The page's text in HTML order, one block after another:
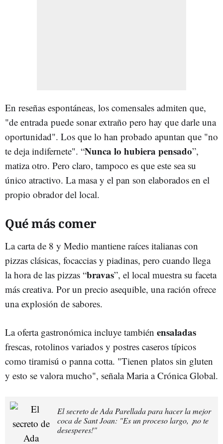
En reseñas espontáneas, los comensales admiten que,
"de entrada puede sonar extraño pero hay que darle una
oportunidad". Los que lo han probado apuntan que "no
te deja indifernete". “Nunca lo hubiera pensado”,
matiza otro. Pero claro, tampoco es que este sea su
único atractivo. La masa y el pan son elaborados en el
propio obrador del local.
Qué más comer
La carta de 8 y Medio mantiene raíces italianas con
pizzas clásicas, focaccias y piadinas, pero cuando llega
la hora de las pizzas “bravas”, el local muestra su faceta
más creativa. Por un precio asequible, una ración ofrece
una explosión de sabores.
La oferta gastronómica incluye también ensaladas
frescas, rotolinos variados y postres caseros típicos
como tiramisú o panna cotta. "Tienen platos sin gluten
y esto se valora mucho", señala Maria a Crónica Global.
El secreto de Ada Parellada para hacer la mejor
coca de Sant Joan: "Es un proceso largo, ¡no te
desesperes!"